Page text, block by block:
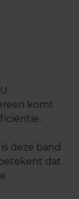
komt
deze band
dat